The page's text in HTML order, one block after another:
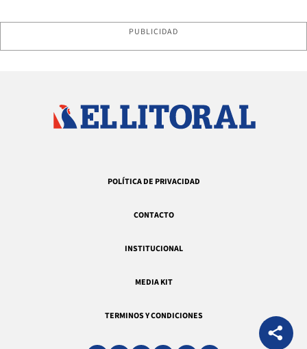
PUBLICIDAD
POLÍTICA DE PRIVACIDAD
CONTACTO
INSTITUCIONAL
MEDIA KIT
TERMINOS Y CONDICIONES